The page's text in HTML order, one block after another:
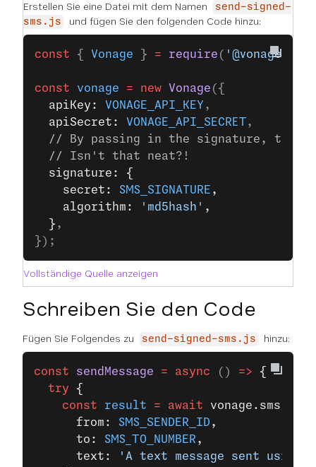
Erstellen Sie eine Datei mit dem Namen
send-signed-
sms.js
und fügen Sie den folgenden Code hinzu:
const { Vonage } = require ( '@vonage/
const vonage = new Vonage ({
  apiKey:
VONAGE_API_KEY ,
  apiSecret:
VONAGE_API_SECRET,
// By passing in the signature, the
  // Isn't that neat?!
  signature: {
    secret:
SMS_SIGNATURE ,
    algorithm:
'md5hash' ,
  }
,
});
Vollständige Quelle anzeigen
Schreiben Sie den Code
Fügen Sie Folgendes zu send-signed-sms.js hinzu:
const sendMessage = async () => {
  try
{
    const
result = await vonage.sms.
      from:
SMS_SENDER_ID ,
      to:
SMS_TO_NUMBER ,
      text:
'A text message sent using